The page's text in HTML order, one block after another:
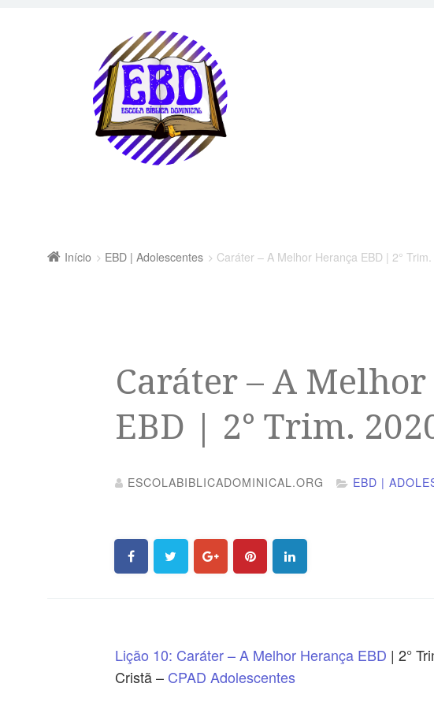
Início EBD | Adolescentes Caráter – A Melhor Herança EBD | 2°
Caráter – A
EBD | 2° Trim.
ESCOLABIBLICADOMINICAL.ORG EBD |
Lição 10: Caráter – A Melhor Herança EBD | 2°
Cristã – CPAD Adolescentes